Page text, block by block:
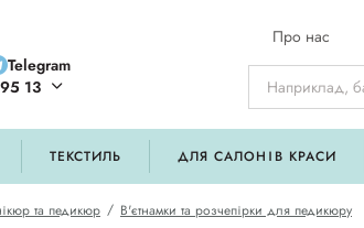
Telegram
13
Про нас
ТЕКСТИЛЬ ДЛЯ САЛОНІВ КРАСИ
та педикюр В'єтнамки та розчепірки для педикюру